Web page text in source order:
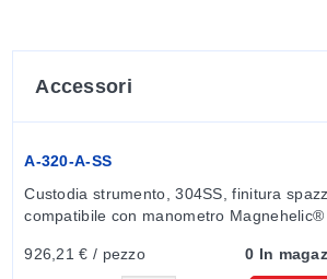
Accessori
A-320-A-SS
Custodia strumento, 304SS, finitura
compatibile con manometro
926,21 € / pezzo 0 In